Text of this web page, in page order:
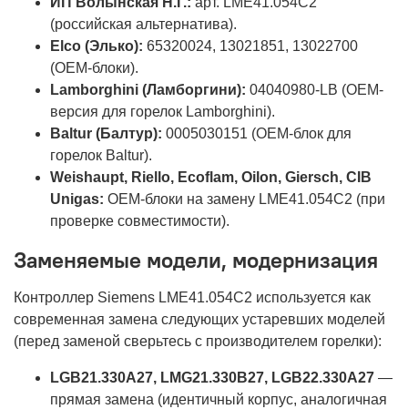
(российская альтернатива).
Elco (Элько): 65320024, 13021851, 13022700
(OEM-блоки).
Lamborghini (Ламборгини): 04040980-LB (OEM-
версия для горелок Lamborghini).
Baltur (Балтур): 0005030151 (OEM-блок для
горелок Baltur).
Weishaupt, Riello, Ecoflam, Oilon, Giersch, CIB
Unigas: OEM-блоки на замену LME41.054C2 (при
проверке совместимости).
Заменяемые модели, модернизация
Контроллер Siemens LME41.054C2 используется как
современная замена следующих устаревших моделей
(перед заменой сверьтесь с производителем горелки):
LGB21.330A27, LMG21.330B27, LGB22.330A27 —
прямая замена (идентичный корпус, аналогичная